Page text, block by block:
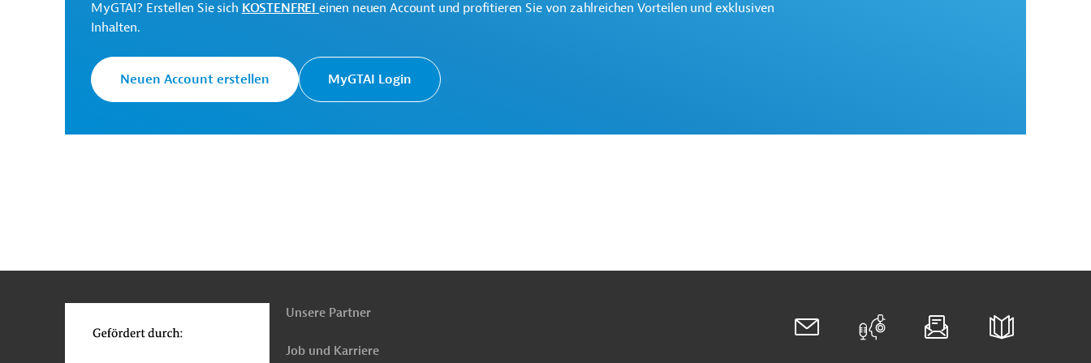
MyGTAI? Erstellen Sie sich KOSTENFREI einen neuen Account und profitieren Sie von zahlreichen Vorteilen und exklusiven
Inhalten.
Neuen Account erstellen MyGTAI Login
oben
Unsere Partner
Job und Karriere